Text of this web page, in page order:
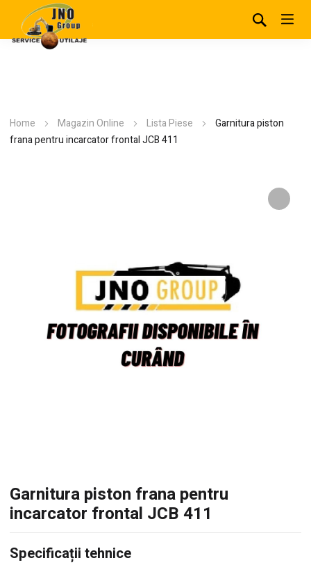
Home Magazin Online Lista Piese
Garnitura piston
frana pentru incarcator frontal JCB 411
Garnitura piston frana pentru
incarcator frontal JCB 411
Specificații tehnice